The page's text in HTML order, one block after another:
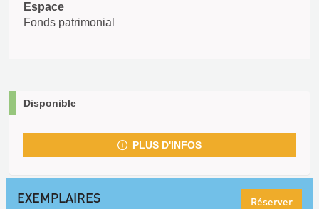
Espace
Fonds patrimonial
Disponible
PLUS D'INFOS
EXEMPLAIRES Réserver